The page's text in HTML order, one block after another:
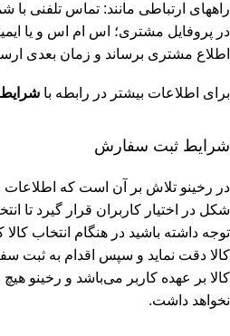
راههای ارتباطی مانند: تماس تلفنی با
در پروفایل مشتری؛ اس ام اس و یا
اطلاع مشتری برساند و زمان بعدی
برای اطلاعات بیشتر در رابطه با
شرایط ثبت سفارش
در رخینو تلاش بر آن است که اطلاعات
شکل در اختیار کاربران قرار گیرد تا
توجه داشته باشید در هنگام انتخاب
کالا دقت نماید و سپس اقدام به ثبت
کالا بر عهده کاربر می‌باشد و رخینو هیچ
نخواهد داشت.